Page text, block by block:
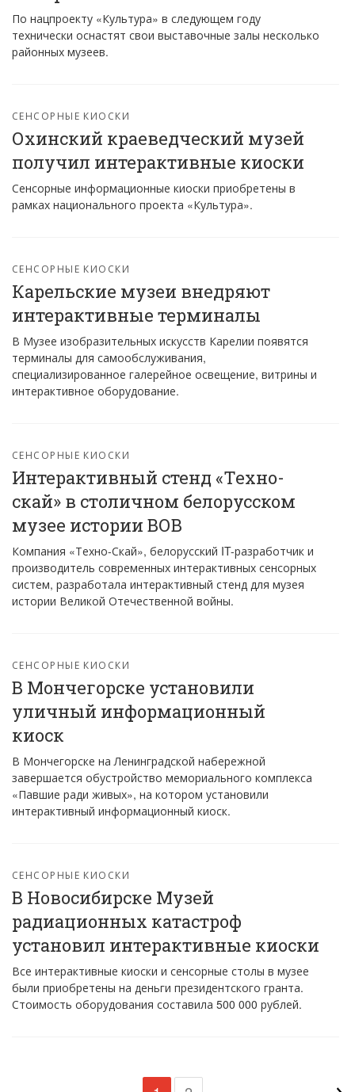
По нацпроекту «Культура» в следующем году
технически оснастят свои выставочные залы несколько
районных музеев.
СЕНСОРНЫЕ КИОСКИ
Охинский краеведческий музей
получил интерактивные киоски
Сенсорные информационные киоски приобретены в
рамках национального проекта «Культура».
СЕНСОРНЫЕ КИОСКИ
Карельские музеи внедряют
интерактивные терминалы
В Музее изобразительных искусств Карелии появятся
терминалы для самообслуживания,
специализированное галерейное освещение, витрины и
интерактивное оборудование.
СЕНСОРНЫЕ КИОСКИ
Интерактивный стенд «Техно-
скай» в столичном белорусском
музее истории ВОВ
Компания «Техно-Скай», белорусский IT-разработчик и
производитель современных интерактивных сенсорных
систем, разработала интерактивный стенд для музея
истории Великой Отечественной войны.
СЕНСОРНЫЕ КИОСКИ
В Мончегорске установили
уличный информационный
киоск
В Мончегорске на Ленинградской набережной
завершается обустройство мемориального комплекса
«Павшие ради живых», на котором установили
интерактивный информационный киоск.
СЕНСОРНЫЕ КИОСКИ
В Новосибирске Музей
радиационных катастроф
установил интерактивные киоски
Все интерактивные киоски и сенсорные столы в музее
были приобретены на деньги президентского гранта.
Стоимость оборудования составила 500 000 рублей.